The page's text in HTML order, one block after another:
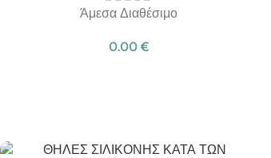
Άμεσα Διαθέσιμο
0.00 €